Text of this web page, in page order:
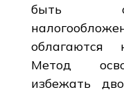
быть
облагаются
Метод
избежать